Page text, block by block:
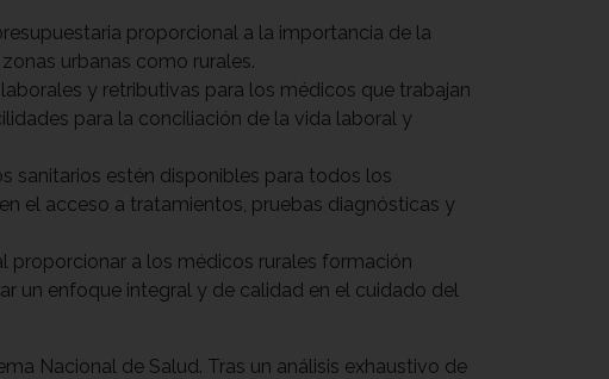
proporcional a la importancia de la
urbanas como rurales.
y retributivas para los médicos que trabajan
para la conciliación de la vida laboral y
sanitarios estén disponibles para todos los
el acceso a tratamientos, pruebas diagnósticas y
proporcionar a los médicos rurales formación
un enfoque integral y de calidad en el cuidado del
Nacional de Salud. Tras un análisis exhaustivo de